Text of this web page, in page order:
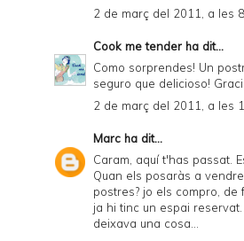
2 de març del 2011, a les
Cook me tender ha dit...
Como sorprendes! Un
seguro que delicioso!
2 de març del 2011, a les
Marc ha dit...
Caram, aquí t'has passat.
Quan els posaràs a
postres? jo els compro, de
ja hi tinc un espai reservat.
deixava una cosa...